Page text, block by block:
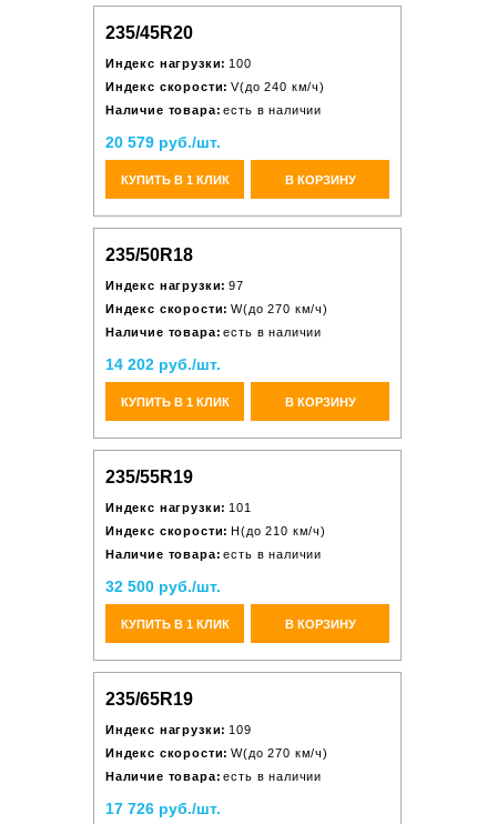
235/45R20
Индекс нагрузки: 100
Индекс скорости: V(до 240 км/ч)
Наличие товара: есть в наличии
20 579 руб./шт.
КУПИТЬ В 1 КЛИК В КОРЗИНУ
235/50R18
Индекс нагрузки: 97
Индекс скорости: W(до 270 км/ч)
Наличие товара: есть в наличии
14 202 руб./шт.
КУПИТЬ В 1 КЛИК В КОРЗИНУ
235/55R19
Индекс нагрузки: 101
Индекс скорости: H(до 210 км/ч)
Наличие товара: есть в наличии
32 500 руб./шт.
КУПИТЬ В 1 КЛИК В КОРЗИНУ
235/65R19
Индекс нагрузки: 109
Индекс скорости: W(до 270 км/ч)
Наличие товара: есть в наличии
17 726 руб./шт.